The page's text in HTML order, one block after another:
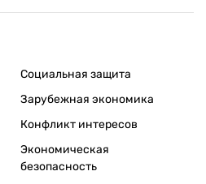
Социальная защита
Зарубежная экономика
Конфликт интересов
Экономическая
безопасность